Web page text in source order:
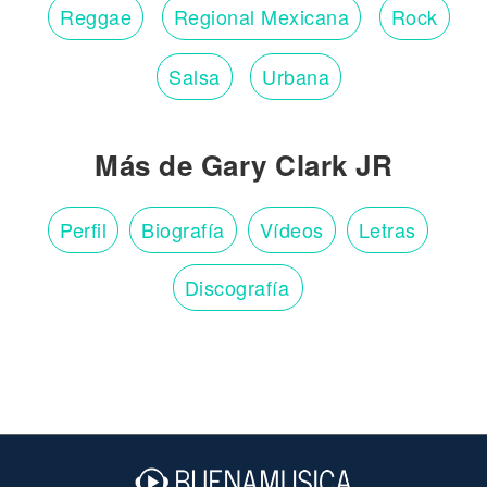
Reggae Regional Mexicana Rock
Salsa Urbana
Más de Gary Clark JR
Perfil Biografía Vídeos Letras
Discografía